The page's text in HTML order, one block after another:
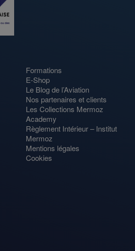
Formations
E-Shop
Le Blog de l’Aviation
Nos partenaires et clients
Les Collections Mermoz
Academy
Règlement Intérieur – Institut
Mermoz
Mentions légales
Cookies